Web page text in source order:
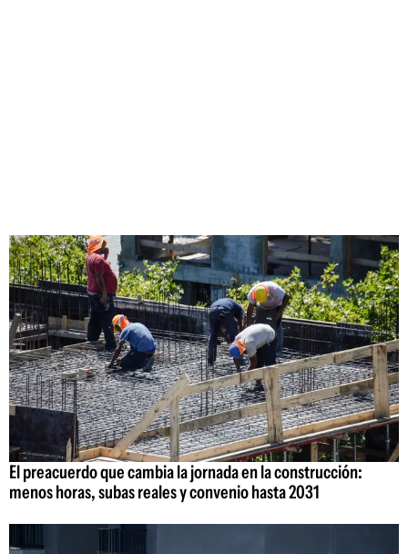
El preacuerdo que cambia la jornada en la construcción:
menos horas, subas reales y convenio hasta 2031